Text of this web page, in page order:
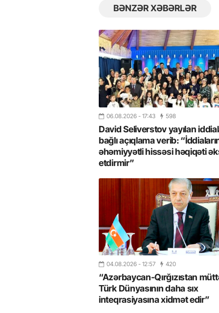
BƏNZƏR XƏBƏRLƏR
06.08.2026 - 17:43 598
David Seliverstov yayılan
bağlı açıqlama verib:
əhəmiyyətli hissəsi həqiqəti
etdirmir”
04.08.2026 - 12:57 420
“Azərbaycan-Qırğızıstan
Türk Dünyasının daha sıx
inteqrasiyasına xidmət edir”
14.05.2026- 10:58 347
“ABŞ və Qərb Çinin daha da
istəmir”- VİDEO